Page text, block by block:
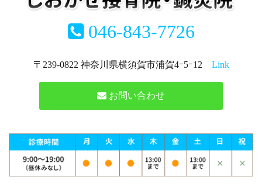
046-843-7726
〒239-0822 神奈川県横須賀市浦賀4ｰ5ｰ12 Link
お問い合わせ